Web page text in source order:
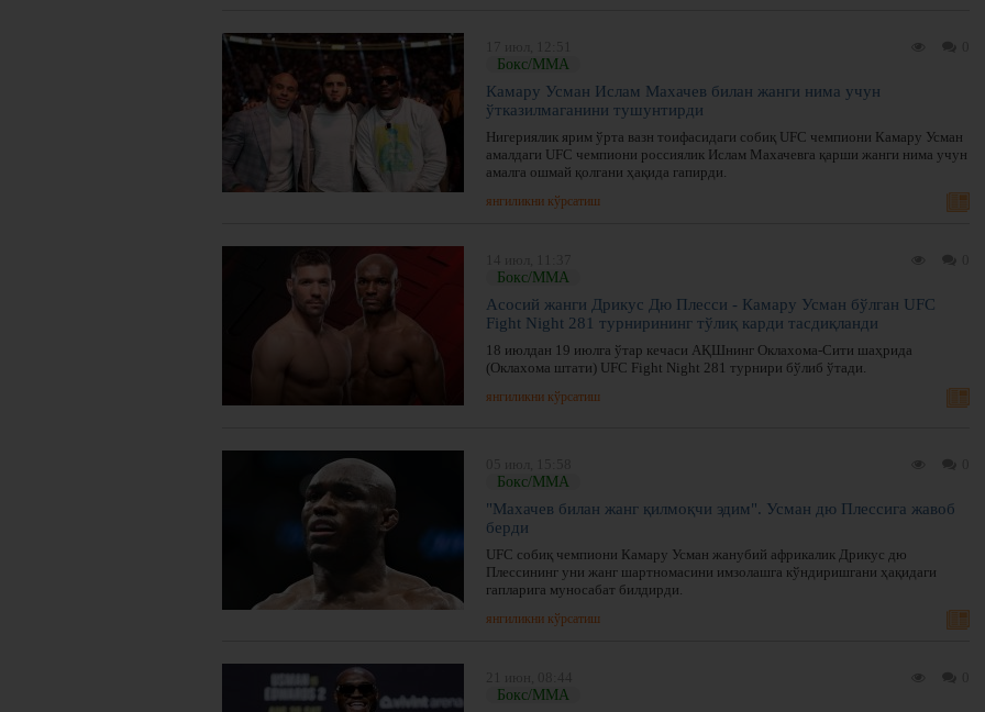
Бокс/ММА
Камару Усман Ислам Махачев билан жанги нима учун
ўтказилмаганини тушунтирди
Нигериялик ярим ўрта вазн тоифасидаги собиқ UFC чемпиони Камару Усман
амалдаги UFC чемпиони россиялик Ислам Махачевга қарши жанги нима учун
амалга ошмай қолгани ҳақида гапирди.
янгиликни кўрсатиш
Бокс/ММА
Асосий жанги Дрикус Дю Плесси - Камару Усман бўлган UFC
Fight Night 281 турнирининг тўлиқ карди тасдиқланди
18 июлдан 19 июлга ўтар кечаси АҚШнинг Оклахома-Сити шаҳрида
(Оклахома штати) UFC Fight Night 281 турнири бўлиб ўтади.
янгиликни кўрсатиш
Бокс/ММА
"Махачев билан жанг қилмоқчи эдим". Усман дю Плессига жавоб
берди
UFC собиқ чемпиони Камару Усман жанубий африкалик Дрикус дю
Плессининг уни жанг шартномасини имзолашга кўндиришгани ҳақидаги
гапларига муносабат билдирди.
янгиликни кўрсатиш
Бокс/ММА